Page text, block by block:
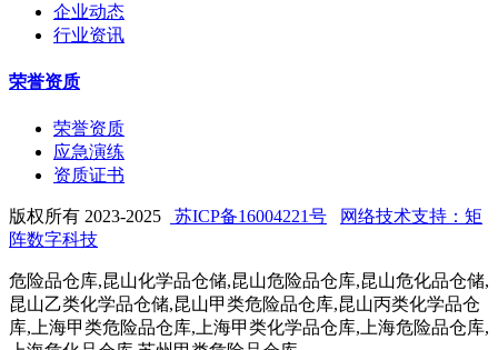
企业动态
行业资讯
荣誉资质
荣誉资质
应急演练
资质证书
版权所有 2023-2025 苏ICP备16004221号
网络技术支持：矩
阵数字科技
危险品仓库,昆山化学品仓储,昆山危险品仓库,昆山危化品仓储,
昆山乙类化学品仓储,昆山甲类危险品仓库,昆山丙类化学品仓
库,上海甲类危险品仓库,上海甲类化学品仓库,上海危险品仓库,